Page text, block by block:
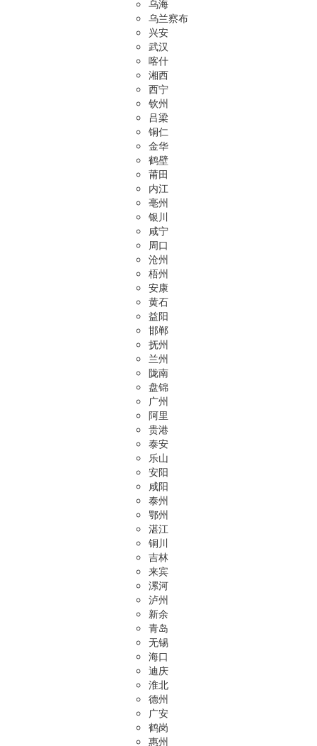
乌海
乌兰察布
兴安
武汉
喀什
湘西
西宁
钦州
吕梁
铜仁
金华
鹤壁
莆田
内江
亳州
银川
咸宁
周口
沧州
梧州
安康
黄石
益阳
邯郸
抚州
兰州
陇南
盘锦
广州
阿里
贵港
泰安
乐山
安阳
咸阳
泰州
鄂州
湛江
铜川
吉林
来宾
漯河
泸州
新余
青岛
无锡
海口
迪庆
淮北
德州
广安
鹤岗
惠州